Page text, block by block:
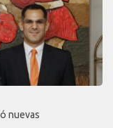
nuevas